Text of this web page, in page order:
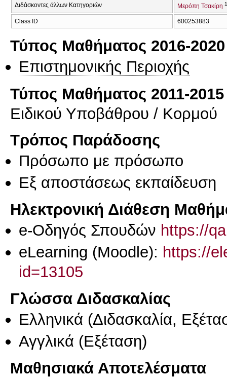
Διδάσκοντες άλλων Κατηγοριών Μερόπη Τσακίρη
Class ID 600253883
Τύπος Μαθήματος 2016-2020
Επιστημονικής Περιοχής
Τύπος Μαθήματος 2011-2015
Ειδικού Υποβάθρου / Κορμού
Τρόπος Παράδοσης
Πρόσωπο με πρόσωπο
Eξ απoστάσεως εκπαίδευση
Ηλεκτρονική Διάθεση
e-Οδηγός Σπουδών https://
eLearning (Moodle): https://
id=13105
Γλώσσα Διδασκαλίας
Ελληνικά (Διδασκαλία,
Αγγλικά (Εξέταση)
Μαθησιακά Αποτελέσματα